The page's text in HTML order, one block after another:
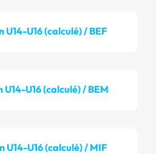
U14-U16 (calculé) / BEF
U16 (calculé) / BEM
U14-U16 (calculé) / MIF